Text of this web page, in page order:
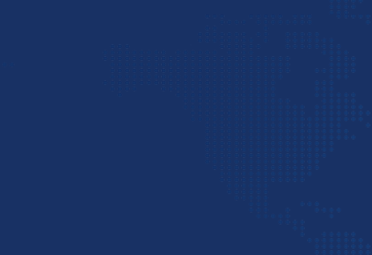
کنید. هر چه این مرحله بادقت بالاتری صورت گیرد،
پس از آن که بازار دبی را بررسی و مشتری‌های جدید را
بعد از ارسال پروفرما و تأیید آن توسط خریدار نوبت